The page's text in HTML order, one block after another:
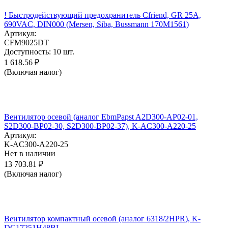
! Быстродействующий предохранитель Cfriend, GR 25А,
690VAC, DIN000 (Mersen, Siba, Bussmann 170M1561)
Артикул:
CFM9025DT
Доступность: 10 шт.
1 618.56 ₽
(Включая налог)
Вентилятор осевой (аналог EbmPapst A2D300-AP02-01,
S2D300-BP02-30, S2D300-BP02-37), K-AC300-A220-25
Артикул:
K-AC300-A220-25
Нет в наличии
13 703.81 ₽
(Включая налог)
Вентилятор компактный осевой (аналог 6318/2HPR), K-